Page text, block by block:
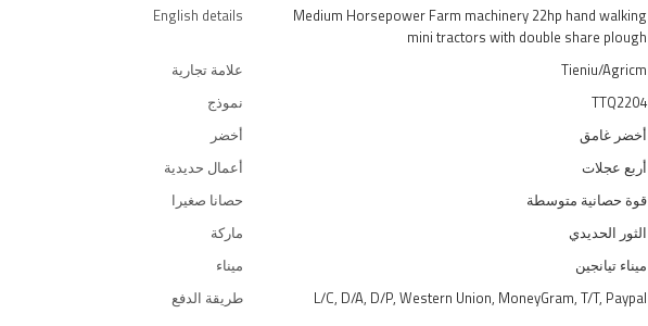
English details
Medium Horsepower Farm machinery 22hp hand walking
mini tractors with double share plough
علامة تجارية
Tieniu/Agricm
نموذج
TTQ2204
أخضر
أخضر غامق
أعمال حديدية
أربع عجلات
حصانا صغيرا
قوة حصانية متوسطة
ماركة
الثور الحديدي
ميناء
ميناء تيانجين
طريقة الدفع
L/C, D/A, D/P, Western Union, MoneyGram, T/T, Paypal